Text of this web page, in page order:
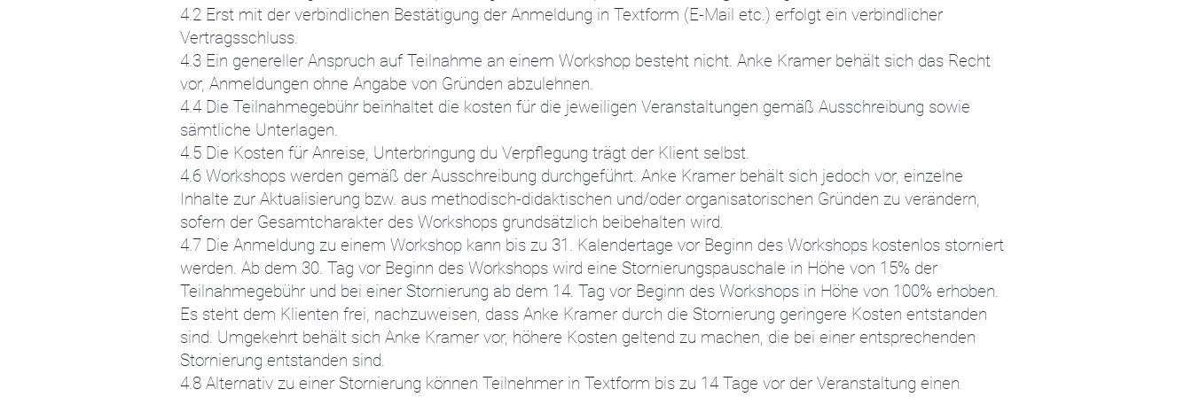
4.2 Erst mit der verbindlichen Bestätigung der Anmeldung in Textform (E-Mail etc.) erfolgt ein verbindlicher
Vertragsschluss.
4.3 Ein genereller Anspruch auf Teilnahme an einem Workshop besteht nicht. Anke Kramer behält sich das Recht
vor, Anmeldungen ohne Angabe von Gründen abzulehnen.
4.4 Die Teilnahmegebühr beinhaltet die kosten für die jeweiligen Veranstaltungen gemäß Ausschreibung sowie
sämtliche Unterlagen.
4.5 Die Kosten für Anreise, Unterbringung du Verpflegung trägt der Klient selbst.
4.6 Workshops werden gemäß der Ausschreibung durchgeführt. Anke Kramer behält sich jedoch vor, einzelne
Inhalte zur Aktualisierung bzw. aus methodisch-didaktischen und/oder organisatorischen Gründen zu verändern,
sofern der Gesamtcharakter des Workshops grundsätzlich beibehalten wird.
4.7 Die Anmeldung zu einem Workshop kann bis zu 31. Kalendertage vor Beginn des Workshops kostenlos storniert
werden. Ab dem 30. Tag vor Beginn des Workshops wird eine Stornierungspauschale in Höhe von 15% der
Teilnahmegebühr und bei einer Stornierung ab dem 14. Tag vor Beginn des Workshops in Höhe von 100% erhoben.
Es steht dem Klienten frei, nachzuweisen, dass Anke Kramer durch die Stornierung geringere Kosten entstanden
sind. Umgekehrt behält sich Anke Kramer vor, höhere Kosten geltend zu machen, die bei einer entsprechenden
Stornierung entstanden sind.
4.8 Alternativ zu einer Stornierung können Teilnehmer in Textform bis zu 14 Tage vor der Veranstaltung einen